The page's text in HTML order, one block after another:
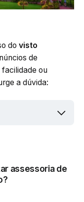
do visto
de
ou
a dúvida:
assessoria de